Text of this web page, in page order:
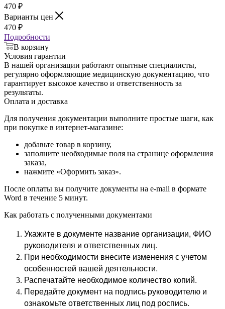
470 ₽
Варианты цен
470 ₽
Подробности
В корзину
Условия гарантии
В нашей организации работают опытные специалисты,
регулярно оформляющие медицинскую документацию, что
гарантирует высокое качество и ответственность за
результаты.
Оплата и доставка
Для получения документации выполните простые шаги, как
при покупке в интернет-магазине:
добавьте товар в корзину,
заполните необходимые поля на странице оформления
заказа,
нажмите «Оформить заказ».
После оплаты вы получите документы на e-mail в формате
Word в течение 5 минут.
Как работать с полученными документами
Укажите в документе название организации, ФИО
руководителя и ответственных лиц.
При необходимости внесите изменения с учетом
особенностей вашей деятельности.
Распечатайте необходимое количество копий.
Передайте документ на подпись руководителю и
ознакомьте ответственных лиц под роспись.